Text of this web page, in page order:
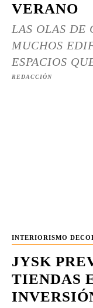
VERANO
LAS OLAS DE
MUCHOS
ESPACIOS
REDACCIÓN
INTERIORISMO
JYSK
TIENDAS